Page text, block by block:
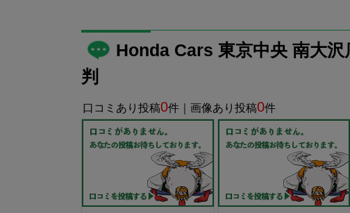
Honda Cars 東京中央 南大
判
口コミあり投稿0件｜画像あり投稿0件